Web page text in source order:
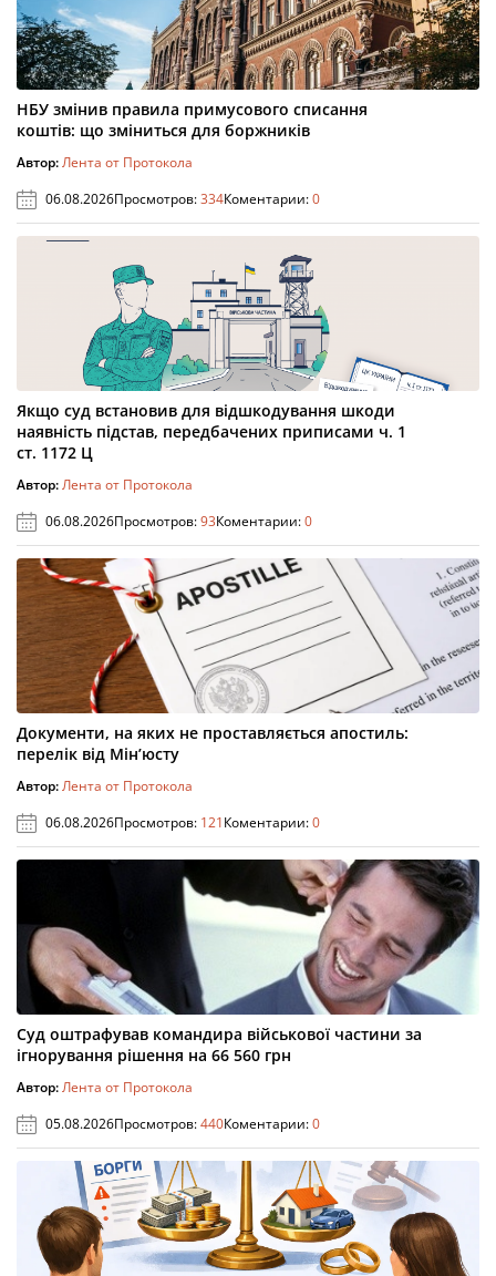
НБУ змінив правила примусового списання
коштів: що зміниться для боржників
Автор:Лента от Протокола
06.08.2026Просмотров:334Коментарии:0
Якщо суд встановив для відшкодування шкоди
наявність підстав, передбачених приписами ч. 1
ст. 1172 Ц
Автор:Лента от Протокола
06.08.2026Просмотров:93Коментарии:0
Документи, на яких не проставляється апостиль:
перелік від Мін’юсту
Автор:Лента от Протокола
06.08.2026Просмотров: 121Коментарии:0
Суд оштрафував командира військової частини за
ігнорування рішення на 66 560 грн
Автор:Лента от Протокола
05.08.2026Просмотров:440Коментарии:0